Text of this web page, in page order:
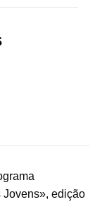
Jovens», edição